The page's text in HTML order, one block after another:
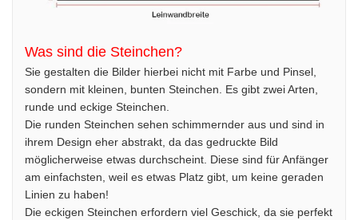
Was sind die Steinchen?
Sie gestalten die Bilder hierbei nicht mit Farbe und Pinsel,
sondern mit kleinen, bunten Steinchen. Es gibt zwei Arten,
runde und eckige Steinchen.
Die runden Steinchen sehen schimmernder aus und sind in
ihrem Design eher abstrakt, da das gedruckte Bild
möglicherweise etwas durchscheint. Diese sind für Anfänger
am einfachsten, weil es etwas Platz gibt, um keine geraden
Linien zu haben!
Die eckigen Steinchen erfordern viel Geschick, da sie perfekt